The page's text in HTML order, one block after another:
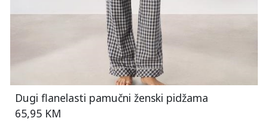
Dugi flanelasti pamučni ženski pidžama
65,95 KM